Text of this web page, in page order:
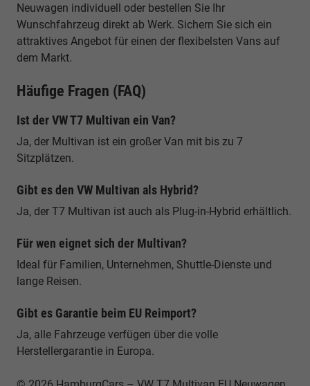
Neuwagen individuell oder bestellen Sie Ihr
Wunschfahrzeug direkt ab Werk. Sichern Sie sich ein
attraktives Angebot für einen der flexibelsten Vans auf
dem Markt.
Häufige Fragen (FAQ)
Ist der VW T7 Multivan ein Van?
Ja, der Multivan ist ein großer Van mit bis zu 7
Sitzplätzen.
Gibt es den VW Multivan als Hybrid?
Ja, der T7 Multivan ist auch als Plug-in-Hybrid erhältlich.
Für wen eignet sich der Multivan?
Ideal für Familien, Unternehmen, Shuttle-Dienste und
lange Reisen.
Gibt es Garantie beim EU Reimport?
Ja, alle Fahrzeuge verfügen über die volle
Herstellergarantie in Europa.